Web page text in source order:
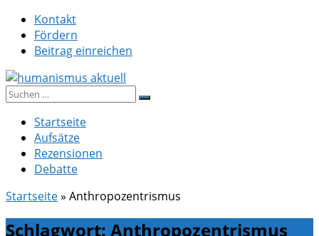
Zum
Inhalt
springen
Kontakt
Fördern
Beitrag einreichen
humanismus aktuell
Suche
Startseite
Aufsätze
Rezensionen
Debatte
Startseite» Anthropozentrismus
Schlagwort: Anthropozentrismus